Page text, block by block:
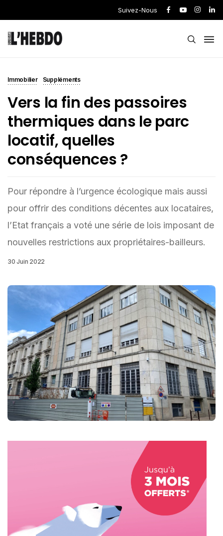
Suivez-Nous
Immobilier Suppléments
Vers la fin des passoires
thermiques dans le parc
locatif, quelles
conséquences ?
Pour répondre à l’urgence écologique mais aussi
pour offrir des conditions décentes aux locataires,
l’Etat français a voté une série de lois imposant de
nouvelles restrictions aux propriétaires-bailleurs.
30 Juin 2022